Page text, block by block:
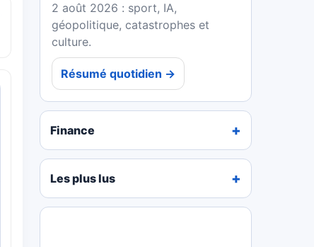
2 août 2026 : sport, IA,
géopolitique, catastrophes et
culture.
Résumé quotidien →
Finance
Les plus lus